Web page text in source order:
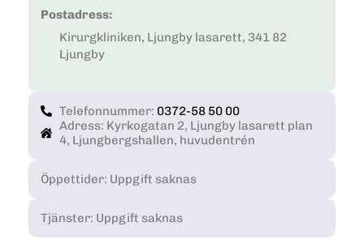
Postadress:
Kirurgkliniken, Ljungby lasarett, 341 82
Ljungby
Telefonnummer: 0372-58 50 00
Adress: Kyrkogatan 2, Ljungby lasarett plan
4, Ljungbergshallen, huvudentrén
Öppettider: Uppgift saknas
Tjänster: Uppgift saknas